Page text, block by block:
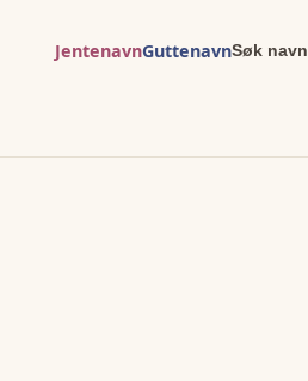
JentenavnGuttenavnSøk navn